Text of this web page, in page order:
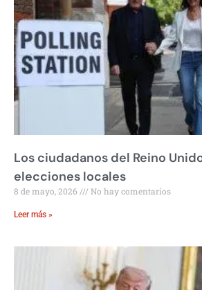
Los ciudadanos del Reino
elecciones locales
8 de mayo, 2026 No hay comentarios
Leer más »